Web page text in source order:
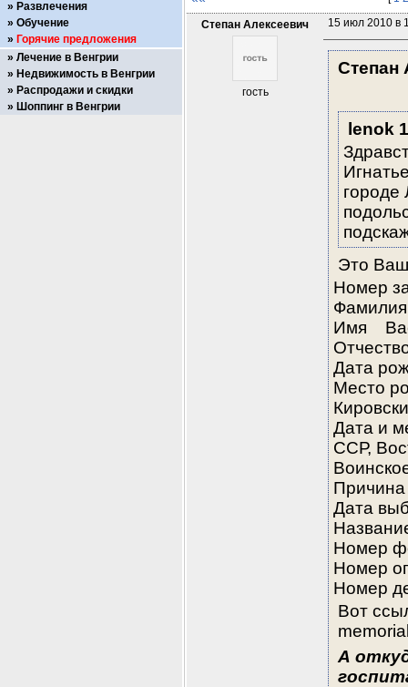
Степан Алексеевич
гость
15 июл 2010 в
Степан
lenok
городе
Это Ваш
Номер
Имя
Дата
Место
Дата и
ССР,
Дата
Номер
Номер
Номер
Вот
А
Развлечения
Обучение
Горячие предложения
Лечение в Венгрии
Недвижимость в Венгрии
Распродажи и скидки
Шоппинг в Венгрии